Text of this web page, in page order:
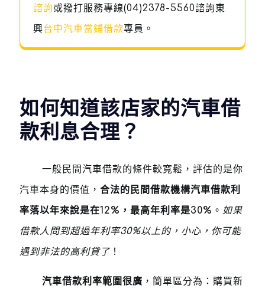
諮詢或撥打服務專線(04)2378-5560諮詢東
興台中汽車當鋪借款專員。
如何知道該店家的汽車借
款利息合理？
一般民間汽車借款的條件較寬鬆，評估的是你
汽車本身的價值， 合法的民間借款機構汽車借款利
率落以年來說是在12%，最高年利率是30% 。 如果
借款人問到超過年利率30%以上的，小心，你可能
遇到非法的高利貸了 ！
汽車借款利率範圍很廣 ，簡單區分為：購買新